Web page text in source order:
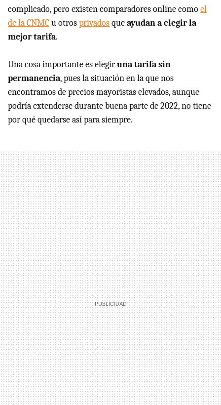
complicado, pero existen comparadores online comoel
de la CNMCu otrosprivadosqueayudan a elegir la
mejor tarifa.
Una cosa importante es elegiruna tarifa sin
permanencia, pues la situación en la que nos
encontramos de precios mayoristas elevados, aunque
podría extenderse durante buena parte de 2022, no tiene
por qué quedarse así para siempre.